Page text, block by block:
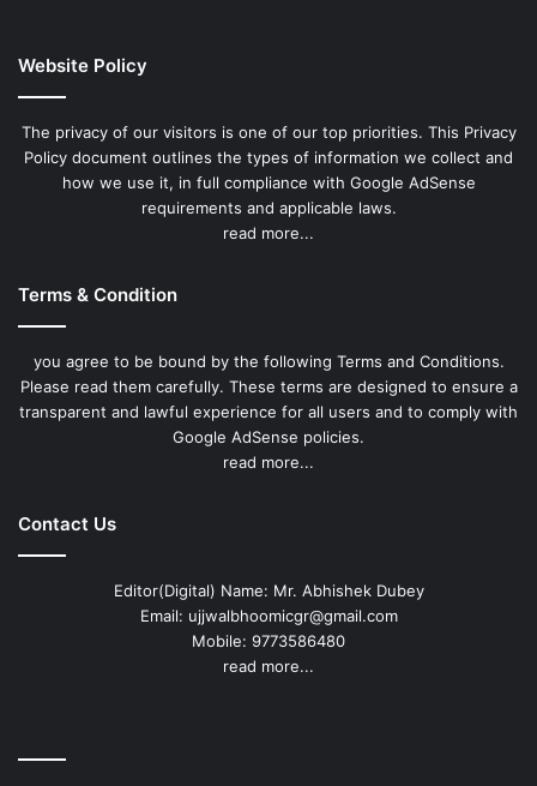
Website Policy
The privacy of our visitors is one of our top priorities. This Privacy
Policy document outlines the types of information we collect and
how we use it, in full compliance with Google AdSense
requirements and applicable laws.
read more...
Terms & Condition
you agree to be bound by the following Terms and Conditions.
Please read them carefully. These terms are designed to ensure a
transparent and lawful experience for all users and to comply with
Google AdSense policies.
read more...
Contact Us
Editor(Digital) Name: Mr. Abhishek Dubey
Email: ujjwalbhoomicgr@gmail.com
Mobile: 9773586480
read more...